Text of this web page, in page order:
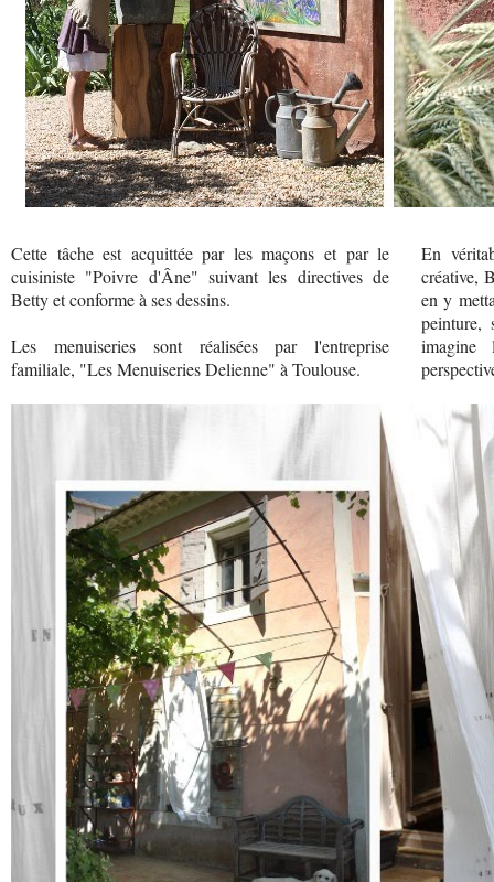
Cette tâche est acquittée par les maçons et par le
cuisiniste "Poivre d'Âne" suivant les directives de
Betty et conforme à ses dessins.
Les menuiseries sont réalisées par l'entreprise
familiale, "Les Menuiseries Delienne" à Toulouse.
En
créative,
en y
imagine